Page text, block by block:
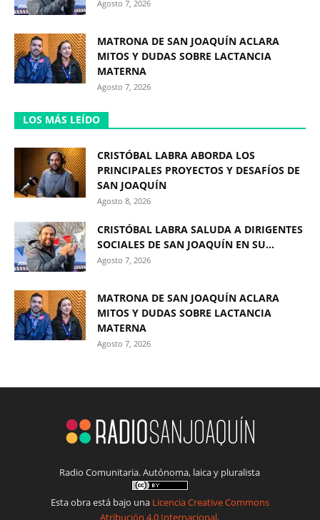
Agosto 7, 2026
MATRONA DE SAN JOAQUÍN ACLARA
MITOS Y DUDAS SOBRE LACTANCIA
MATERNA
Agosto 7, 2026
LOS MÁS LEÍDO
CRISTÓBAL LABRA ABORDA LOS
PRINCIPALES PROYECTOS Y DESAFÍOS DE
SAN JOAQUÍN
Agosto 8, 2026
CRISTÓBAL LABRA SALUDA A DIRIGENTES
SOCIALES DE SAN JOAQUÍN EN SU...
Agosto 7, 2026
MATRONA DE SAN JOAQUÍN ACLARA
MITOS Y DUDAS SOBRE LACTANCIA
MATERNA
Agosto 7, 2026
Radio Comunitaria. Autónoma, laica y pluralista
Esta obra está bajo una Licencia Creative Commons
Atribución 4.0 Internacional.